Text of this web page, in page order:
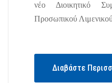
νέο Διοικητικό
Προσωπικού
Διαβάστε